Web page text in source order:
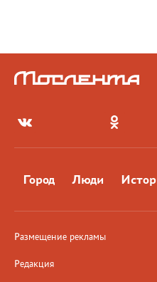
Город Люди
Размещение рекламы
Редакция